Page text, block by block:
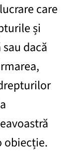
care
și
dacă
obiecție.